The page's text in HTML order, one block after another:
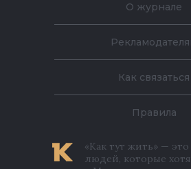
«Как тут жить» —
людей, которые
О журнале
Как связаться
Правила